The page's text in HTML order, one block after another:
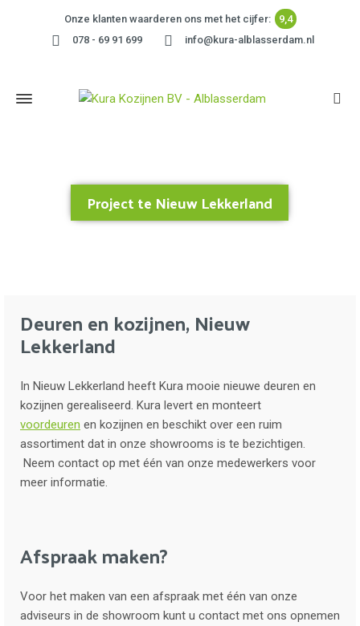
Onze klanten waarderen ons met het cijfer:
9,4
078 - 69 91 699
info@kura-alblasserdam.nl
Project te Nieuw Lekkerland
Deuren en kozijnen, Nieuw
Lekkerland
In Nieuw Lekkerland heeft Kura mooie nieuwe deuren en
kozijnen gerealiseerd. Kura levert en monteert
voordeuren en kozijnen en beschikt over een ruim
assortiment dat in onze showrooms is te bezichtigen.
Neem contact op met één van onze medewerkers voor
meer informatie.
Afspraak maken?
Voor het maken van een afspraak met één van onze
adviseurs in de showroom kunt u contact met ons opnemen